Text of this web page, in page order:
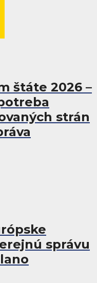
štáte 2026 –
strán
správu